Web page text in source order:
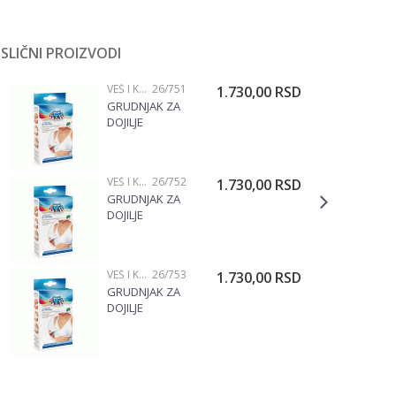
SLIČNI PROIZVODI
VEŠ I KONFEKCIJA 26/751
GRUDNJAK ZA
DOJILJE
1.730,00 RSD
VEŠ I KONFEKCIJA 26/752
GRUDNJAK ZA
DOJILJE
1.730,00 RSD
VEŠ I KONFEKCIJA 26/753
GRUDNJAK ZA
DOJILJE
1.730,00 RSD